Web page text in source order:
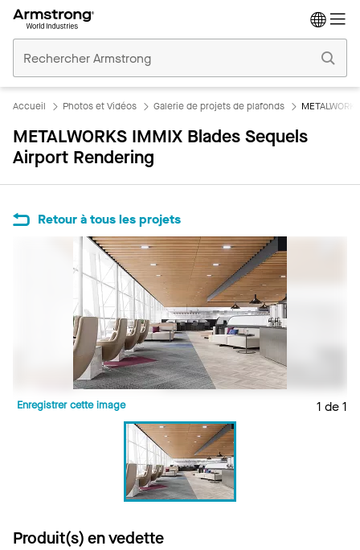
Plafonds
Commerciaux
Accueil Photos et Vidéos Galerie de projets de plafonds
METALWORKS IMMIX Blades Sequels
Airport Rendering
Retour à tous les projets
1 de 1
Enregistrer cette image
Produit(s) en vedette